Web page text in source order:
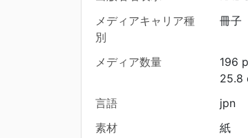
メディアキャリア種
別
冊子
メディア数量
196
25.8
言語
jpn
素材
紙